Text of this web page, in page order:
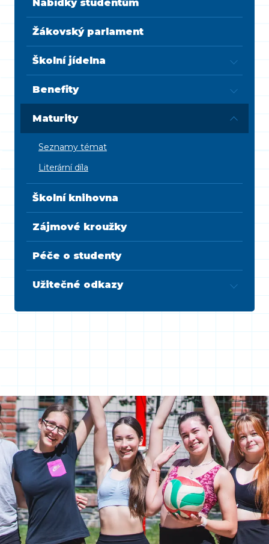
Nabídky studentům
Žákovský parlament
Školní jídelna
Benefity
Maturity
Seznamy témat
Literární díla
Školní knihovna
Zájmové kroužky
Péče o studenty
Užitečné odkazy